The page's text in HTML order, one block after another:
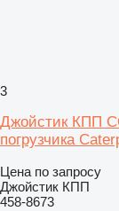
3
Джойстик КПП
погрузчика
Цена по запросу
Джойстик КПП
458-8673